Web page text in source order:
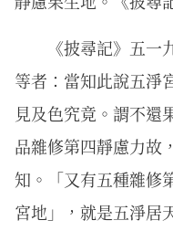
《披尋記》五
等者：當知此說五淨
見及色究竟。謂不還
品雜修第四靜慮力故
知。「又有五種雜修
宮地」，就是五淨居